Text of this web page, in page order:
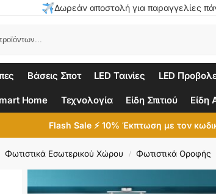
Δωρεάν αποστολή για παραγγελίες
Βάσεις Σποτ LED Ταινίες LED
Home Τεχνολογία Είδη Σπιτιού Είδη
Flash Sale ⚡ 10% Έκπτωση με τον
Φωτιστικά Εσωτερικού Χώρου / Φωτιστικά Οροφής